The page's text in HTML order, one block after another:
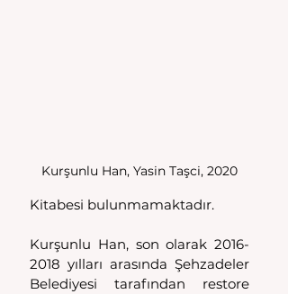
Kurşunlu Han, Yasin Taşci, 2020
Kitabesi bulunmamaktadır.
Kurşunlu Han, son olarak 2016-
2018 yılları arasında Şehzadeler
Belediyesi tarafından restore